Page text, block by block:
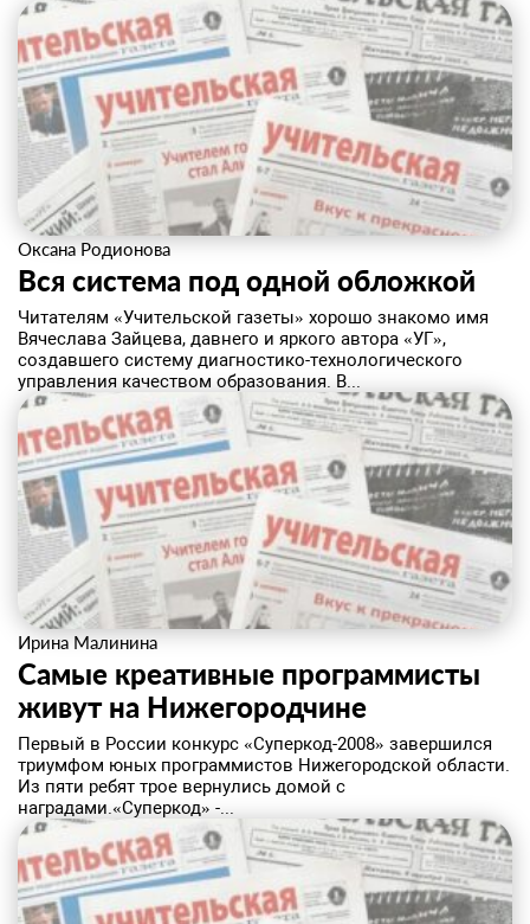
Оксана Родионова
Вся система под одной обложкой
Читателям «Учительской газеты» хорошо знакомо имя
Вячеслава Зайцева, давнего и яркого автора «УГ»,
создавшего систему диагностико-технологического
управления качеством образования. В...
Ирина Малинина
Самые креативные программисты
живут на Нижегородчине
Первый в России конкурс «Суперкод-2008» завершился
триумфом юных программистов Нижегородской области.
Из пяти ребят трое вернулись домой с
наградами.«Суперкод» -...